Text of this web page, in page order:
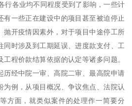
行各业均不同程度受到了影响，一些计
有一些正在建设中的项目甚至被迫停止
抛开疫情因素外，对于项目中途停工所
同时涉及到工期延误、进度款支付、工
程价款结算依据的认定等诸多问题。
历经中院一审、高院二审、最高院申请
为例，从项目概况、争议焦点、法院认
方面，就类似案件的处理作一简要分